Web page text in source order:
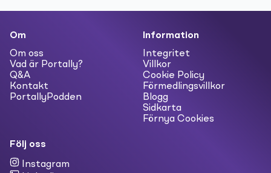
Om
Om oss
Vad är Portally?
Q&A
Kontakt
PortallyPodden
Information
Integritet
Villkor
Cookie Policy
Förmedlingsvillkor
Blogg
Sidkarta
Förnya Cookies
Följ oss
Instagram